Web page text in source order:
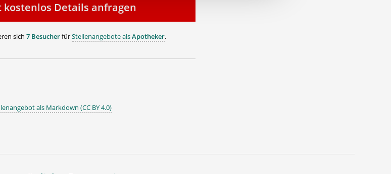
kostenlos Details anfragen
sich 7 BesucherfürStellenangebote alsApotheker.
als Markdown (CC BY 4.0)